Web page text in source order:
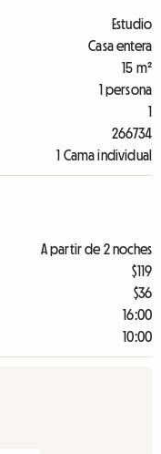
Estudio
Casa entera
15 m²
1 persona
1
266734
1 Cama individual
A partir de 2 noches
$119
$36
16:00
10:00